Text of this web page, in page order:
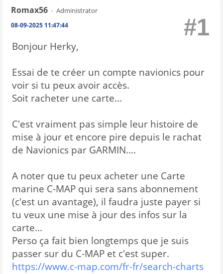
Romax56 Administrator
08-09-2025 11:47:44 #1
Bonjour Herky,
Essai de te créer un compte navionics pour
voir si tu peux avoir accès.
Soit racheter une carte...
C'est vraiment pas simple leur histoire de
mise à jour et encore pire depuis le rachat
de Navionics par GARMIN....
A noter que tu peux acheter une Carte
marine C-MAP qui sera sans abonnement
(c'est un avantage), il faudra juste payer si
tu veux une mise à jour des infos sur la
carte...
Perso ça fait bien longtemps que je suis
passer sur du C-MAP et c'est super.
https://www.c-map.com/fr-fr/search-charts